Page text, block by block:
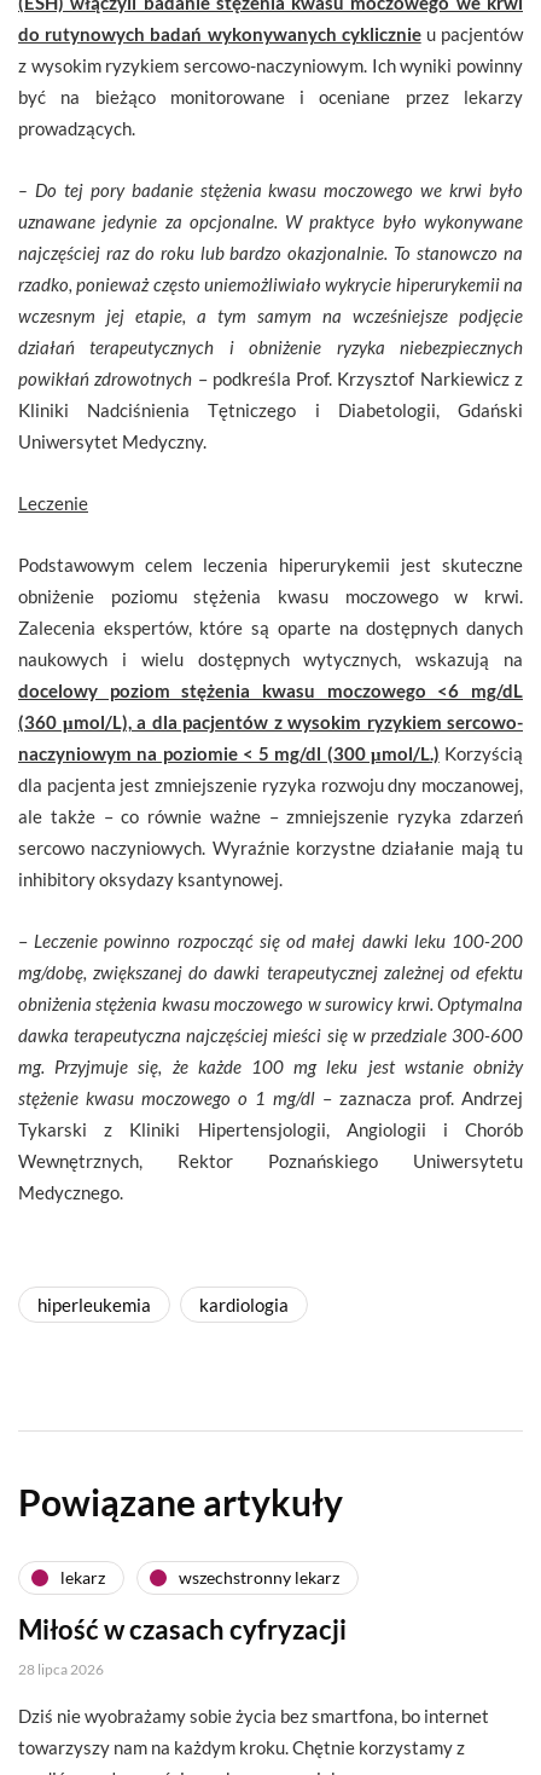
do rutynowych badań wykonywanych cyklicznieu pacjentów
z wysokim ryzykiem sercowo-naczyniowym. Ich wyniki powinny
być na bieżąco monitorowane i oceniane przez lekarzy
prowadzących.
– Do tej pory badanie stężenia kwasu moczowego we krwi było
uznawane jedynie za opcjonalne. W praktyce było wykonywane
najczęściej raz do roku lub bardzo okazjonalnie. To stanowczo na
rzadko, ponieważ często uniemożliwiało wykrycie hiperurykemii na
wczesnym jej etapie, a tym samym na wcześniejsze podjęcie
działań terapeutycznych i obniżenie ryzyka niebezpiecznych
powikłań zdrowotnych – podkreśla Prof. Krzysztof Narkiewicz z
Kliniki Nadciśnienia Tętniczego i Diabetologii, Gdański
Uniwersytet Medyczny.
Leczenie
Podstawowym celem leczenia hiperurykemii jest skuteczne
obniżenie poziomu stężenia kwasu moczowego w krwi.
Zalecenia ekspertów, które są oparte na dostępnych danych
naukowych i wielu dostępnych wytycznych, wskazują na
docelowy poziom stężenia kwasu moczowego <6 mg/dL
(360 μmol/L), a dla pacjentów z wysokim ryzykiem sercowo-
naczyniowym na poziomie < 5 mg/dl (300 μmol/L.) Korzyścią
dla pacjenta jest zmniejszenie ryzyka rozwoju dny moczanowej,
ale także – co równie ważne – zmniejszenie ryzyka zdarzeń
sercowo naczyniowych. Wyraźnie korzystne działanie mają tu
inhibitory oksydazy ksantynowej.
– Leczenie powinno rozpocząć się od małej dawki leku 100-200
mg/dobę, zwiększanej do dawki terapeutycznej zależnej od efektu
obniżenia stężenia kwasu moczowego w surowicy krwi. Optymalna
dawka terapeutyczna najczęściej mieści się w przedziale 300-600
mg. Przyjmuje się, że każde 100 mg leku jest wstanie obniży
stężenie kwasu moczowego o 1 mg/dl – zaznacza prof. Andrzej
Tykarski z Kliniki Hipertensjologii, Angiologii i Chorób
Wewnętrznych, Rektor Poznańskiego Uniwersytetu
Medycznego.
hiperleukemia kardiologia
Powiązane artykuły
lekarz wszechstronny lekarz
Miłość w czasach cyfryzacji
28 lipca 2026
Dziś nie wyobrażamy sobie życia bez smartfona, bo internet
towarzyszy nam na każdym kroku. Chętnie korzystamy z